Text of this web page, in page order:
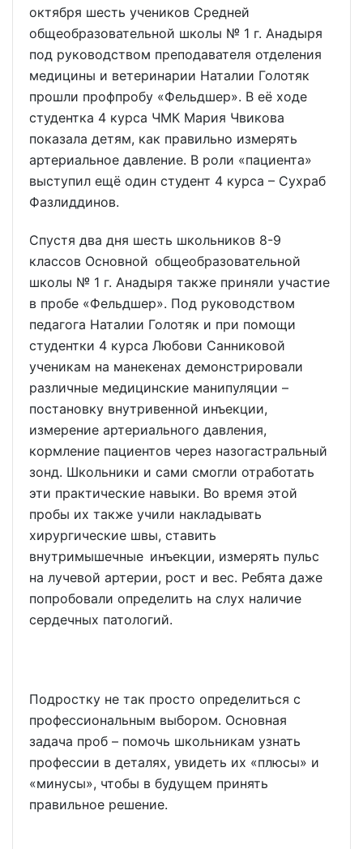
октября шесть учеников Средней
общеобразовательной школы № 1 г. Анадыря
под руководством преподавателя отделения
медицины и ветеринарии Наталии Голотяк
прошли профпробу «Фельдшер». В её ходе
студентка 4 курса ЧМК Мария Чвикова
показала детям, как правильно измерять
артериальное давление. В роли «пациента»
выступил ещё один студент 4 курса – Сухраб
Фазлиддинов.
Спустя два дня шесть школьников 8-9
классов Основной общеобразовательной
школы № 1 г. Анадыря также приняли участие
в пробе «Фельдшер». Под руководством
педагога Наталии Голотяк и при помощи
студентки 4 курса Любови Санниковой
ученикам на манекенах демонстрировали
различные медицинские манипуляции –
постановку внутривенной инъекции,
измерение артериального давления,
кормление пациентов через назогастральный
зонд. Школьники и сами смогли отработать
эти практические навыки. Во время этой
пробы их также учили накладывать
хирургические швы, ставить
внутримышечные инъекции, измерять пульс
на лучевой артерии, рост и вес. Ребята даже
попробовали определить на слух наличие
сердечных патологий.
Подростку не так просто определиться с
профессиональным выбором. Основная
задача проб – помочь школьникам узнать
профессии в деталях, увидеть их «плюсы» и
«минусы», чтобы в будущем принять
правильное решение.